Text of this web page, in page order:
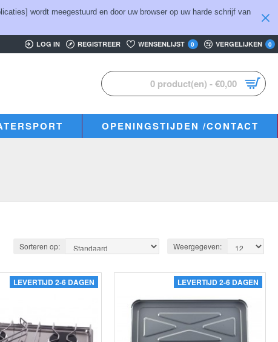
wordt meegestuurd en door uw browser op uw harde schrijf van
LOG IN REGISTREER WENSENLIJST 0 VERGELIJKEN 0
0 product(en) - €0,00
OPENINGSTIJDEN /CONTACT
Sorteren op: Weergegeven:
LEVERTIJD 2-6 DAGEN LEVERTIJD 2-6 DAGEN